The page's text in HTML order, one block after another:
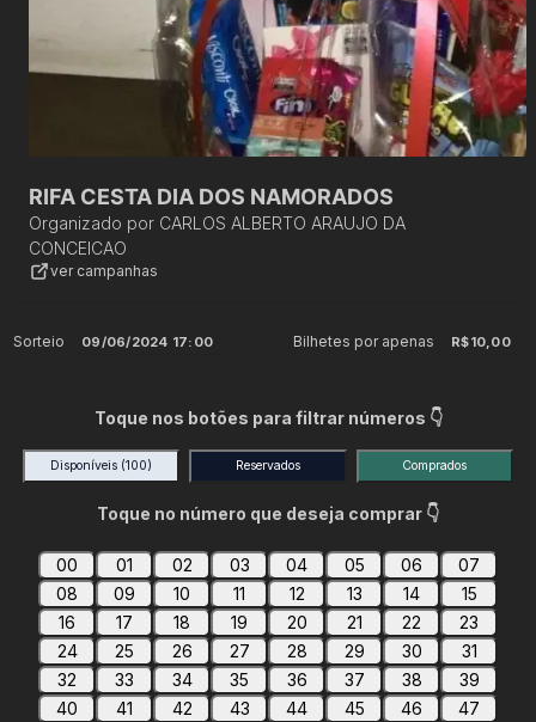
RIFA CESTA DIA DOS NAMORADOS
Organizado por CARLOS ALBERTO ARAUJO DA
CONCEICAO
ver campanhas
Sorteio 09/06/2024 17:00 Bilhetes por apenas R$10,00
Toque nos botões para filtrar números 👇
Disponíveis (100) Reservados Comprados
Toque no número que deseja comprar 👇
00 01 02 03 04 05 06
07
08
09 10 11 12 13 14
15
16
17 18 19 20 21 22
23
24
25 26 27 28 29 30
31
32
33 34 35 36 37 38
39
40
41 42 43 44 45 46
47